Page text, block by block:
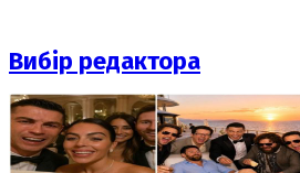
Вибір редактора